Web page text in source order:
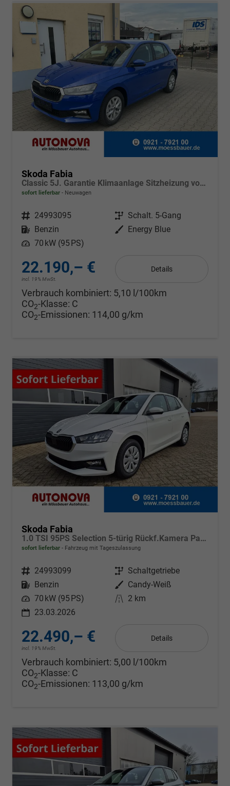
Skoda Fabia
Classic 5J. Garantie Klimaanlage Sitzheizung vorn Virtuelles Cockpit Kamera PDC v+h
sofort lieferbar Neuwagen
Fahrzeugnr. 24993095 Getriebe Schalt. 5-Gang
Kraftstoff
Benzin Außenfarbe
Energy Blue
Leistung 70 kW (95 PS)
22.190,– €
incl. 19% MwSt.
Details
Verbrauch kombiniert: 5,10 l/100km
CO2-Klasse: C
CO2-Emissionen: 114,00 g/km
Skoda Fabia
1.0 TSI 95PS Selection 5-türig Rückf.Kamera Parksensoren Sitzheizung Multifunktionslenkrad Klima Skoda-Radio Bluetooth Touchscreen Tempomat Nebelsch. Apple CarPlay + Android Auto
sofort lieferbar Fahrzeug mit Tageszulassung
Fahrzeugnr. 24993099 Getriebe Schaltgetriebe
Kraftstoff
Benzin Außenfarbe Candy-Weiß
Leistung 70 kW (95 PS) Kilometerstand 2 km
23.03.2026
22.490,– €
incl. 19% MwSt.
Details
Verbrauch kombiniert: 5,00 l/100km
CO2-Klasse: C
CO2-Emissionen: 113,00 g/km